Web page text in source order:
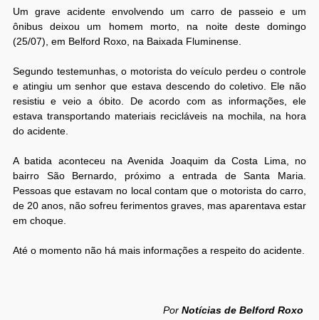
Um grave acidente envolvendo um carro de passeio e um
ônibus deixou um homem morto, na noite deste domingo
(25/07), em Belford Roxo, na Baixada Fluminense.
Segundo testemunhas, o motorista do veículo perdeu o controle
e atingiu um senhor que estava descendo do coletivo. Ele não
resistiu e veio a óbito. De acordo com as informações, ele
estava transportando materiais recicláveis na mochila, na hora
do acidente.
A batida aconteceu na Avenida Joaquim da Costa Lima, no
bairro São Bernardo, próximo a entrada de Santa Maria.
Pessoas que estavam no local contam que o motorista do carro,
de 20 anos, não sofreu ferimentos graves, mas aparentava estar
em choque.
Até o momento não há mais informações a respeito do acidente.
PorNotícias de Belford Roxo